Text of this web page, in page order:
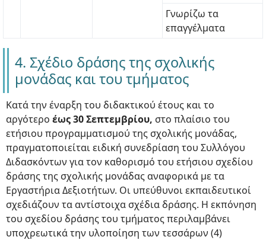
Γνωρίζω τα
επαγγέλματα
4. Σχέδιο δράσης της σχολικής
μονάδας και του τμήματος
Κατά την έναρξη του διδακτικού έτους και το
αργότερο έως 30 Σεπτεμβρίου, στο πλαίσιο του
ετήσιου προγραμματισμού της σχολικής μονάδας,
πραγματοποιείται ειδική συνεδρίαση του Συλλόγου
Διδασκόντων για τον καθορισμό του ετήσιου σχεδίου
δράσης της σχολικής μονάδας αναφορικά με τα
Εργαστήρια Δεξιοτήτων. Οι υπεύθυνοι εκπαιδευτικοί
σχεδιάζουν τα αντίστοιχα σχέδια δράσης. Η εκπόνηση
του σχεδίου δράσης του τμήματος περιλαμβάνει
υποχρεωτικά την υλοποίηση των τεσσάρων (4)